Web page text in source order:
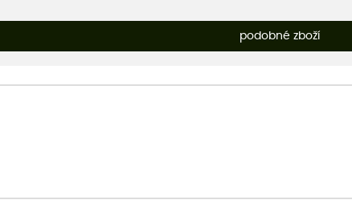
podobné zboží